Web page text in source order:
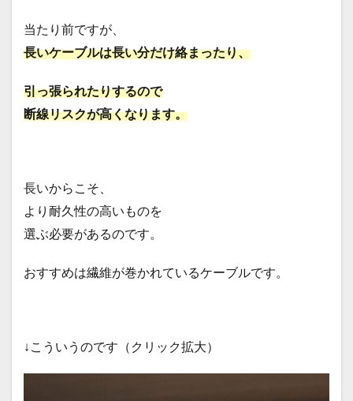
当たり前ですが、
長いケーブルは長い分だけ絡まったり、
引っ張られたりするので
断線リスクが高くなります。
長いからこそ、
より耐久性の高いものを
選ぶ必要があるのです。
おすすめは繊維が巻かれているケーブルです。
↓こういうのです（クリック拡大）